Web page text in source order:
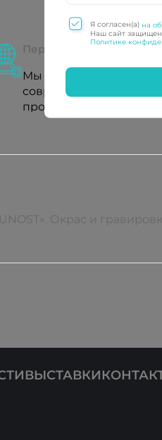
Передовые технологии
Мы используем
современные
производства, что
обеспечивает высокое
наших изделий
Окрас и
ВЫСТАВКИ
Я согласен(а) на
Наш сайт защищен
Политике